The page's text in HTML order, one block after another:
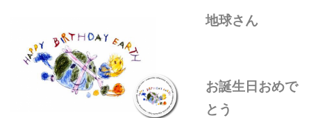
地球さん
お誕生日おめで
とう